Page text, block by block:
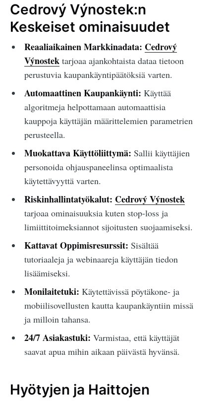
Cedrový Výnostek:n
Keskeiset ominaisuudet
Reaaliaikainen Markkinadata: Cedrový
Výnostektarjoaa ajankohtaista dataa tietoon
perustuvia kaupankäyntipäätöksiä varten.
Automaattinen Kaupankäynti: Käyttää
algoritmeja helpottamaan automaattisia
kauppoja käyttäjän määrittelemien parametrien
perusteella.
Muokattava Käyttöliittymä: Sallii käyttäjien
personoida ohjauspaneelinsa optimaalista
käytettävyyttä varten.
Riskinhallintatyökalut: Cedrový Výnostek
tarjoaa ominaisuuksia kuten stop-loss ja
limiittitoimeksiannot sijoitusten suojaamiseksi.
Kattavat Oppimisresurssit: Sisältää
tutoriaaleja ja webinaareja käyttäjän tiedon
lisäämiseksi.
Monilaitetuki: Käytettävissä pöytäkone- ja
mobiilisovellusten kautta kaupankäyntiin missä
ja milloin tahansa.
24/7 Asiakastuki: Varmistaa, että käyttäjät
saavat apua mihin aikaan päivästä hyvänsä.
Hyötyjen ja Haittojen